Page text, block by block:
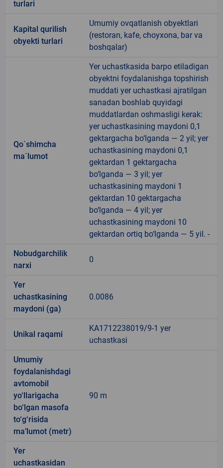
turlari
Kapital qurilish
obyekti turlari
Umumiy ovqatlanish obyektlari
(restoran, kafe, choyxona, bar va
boshqalar)
Qo`shimcha
ma`lumot
Yer uchastkasida barpo etiladigan
obyektni foydalanishga topshirish
muddati yer uchastkasi ajratilgan
sanadan boshlab quyidagi
muddatlardan oshmasligi kerak:
yer uchastkasining maydoni 0,1
gektargacha bo‘lganda — 2 yil; yer
uchastkasining maydoni 0,1
gektardan 1 gektargacha
bo‘lganda — 3 yil; yer
uchastkasining maydoni 1
gektardan 10 gektargacha
bo‘lganda — 4 yil; yer
uchastkasining maydoni 10
gektardan ortiq bo‘lganda — 5 yil. -
Nobudgarchilik
narxi
0
Yer
uchastkasining
maydoni (ga)
0.0086
Unikal raqami
KA1712238019/9-1 yer
uchastkasi
Umumiy
foydalanishdagi
avtomobil
yo‘llarigacha
bo‘lgan masofa
to‘g‘risida
ma’lumot (metr)
90 m
Yer
uchastkasidan